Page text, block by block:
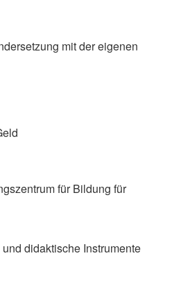
mit der eigenen
für Bildung für
didaktische Instrumente